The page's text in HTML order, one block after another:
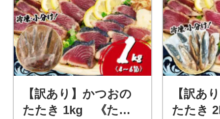
【訳あり】かつおの
たたき 1kg 《たれ
【訳あ
たたき